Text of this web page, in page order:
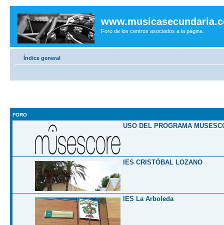
Foro de los centros asociados a la página.
Índice general
FORO
USO DEL PROGRAMA
IES CRISTÓBAL LOZANO
IES La Arboleda